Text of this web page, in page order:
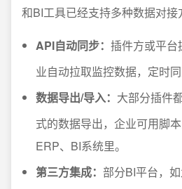
和BI工具已经支持多种数据对接
API自动同步： 插件方或平
业自动拉取监控数据，定时同
数据导出/导入： 大部分插件
式的数据导出，企业可用脚
ERP、BI系统里。
第三方集成： 部分BI平台，